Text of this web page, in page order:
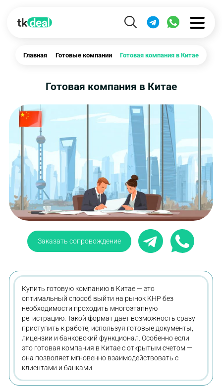
Главная Готовые компании Готовая компания в Китае
Готовая компания в Китае
Заказать сопровождение
Купить готовую компанию в Китае — это
оптимальный способ выйти на рынок КНР без
необходимости проходить многоэтапную
регистрацию. Такой формат дает возможность сразу
приступить к работе, используя готовые документы,
лицензии и банковский функционал. Особенно если
это готовая компания в Китае с открытым счетом —
она позволяет мгновенно взаимодействовать с
клиентами и банками.